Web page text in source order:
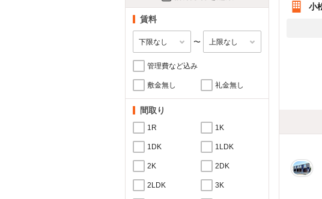
賃料
〜
管理費など込み
敷金無し 礼金無し
間取り
1R 1K
1DK 1LDK
2K 2DK
2LDK 3K
小